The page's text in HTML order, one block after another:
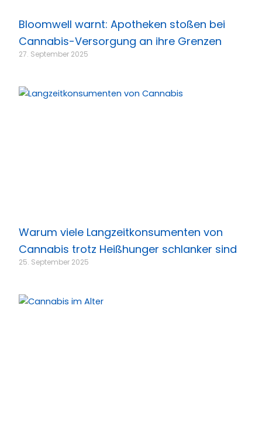
Bloomwell warnt: Apotheken stoßen bei
Cannabis-Versorgung an ihre Grenzen
27. September 2025
Warum viele Langzeitkonsumenten von
Cannabis trotz Heißhunger schlanker sind
25. September 2025